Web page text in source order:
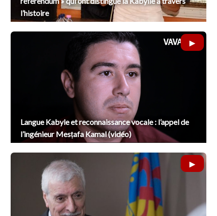
l’histoire
Langue Kabyle et reconnaissance vocale : l’appel de
l’ingénieur Mesṭafa Kamal (vidéo)